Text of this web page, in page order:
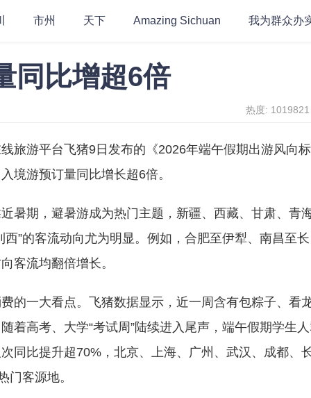
市州 天下 Amazing Sichuan 我为群众办
同比增超6倍
热度: 1019821
旅游平台飞猪9日发布的《2026年端午假期出游风向
境游预订量同比增长超6倍。
暑期，避暑游成为热门主题，新疆、西藏、甘肃、青
”的客流动向尤为明显。例如，合肥至伊犁、南昌至长
客流均翻倍增长。
的一大看点。飞猪数据显示，近一周含有包粽子、看
着高考、大学“考试周”陆续进入尾声，端午假期学生
同比提升超70%，北京、上海、广州、武汉、成都、
门客源地。